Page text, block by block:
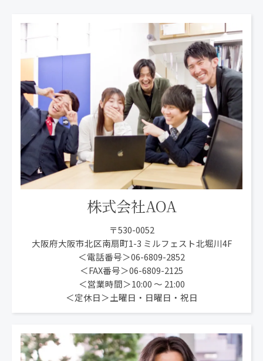
株式会社AOA
〒530-0052
大阪府大阪市北区南扇町1-3 ミルフェスト北堀川4F
＜電話番号＞06-6809-2852
＜FAX番号＞06-6809-2125
＜営業時間＞10:00 〜 21:00
＜定休日＞土曜日・日曜日・祝日